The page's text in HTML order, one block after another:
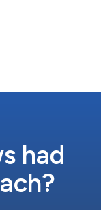
発表しました。
リケーション、ア
た、IQMはクオン
事業継続および迅
）との事業統
りIQMは欧州初の
ウェアプラットフ
had